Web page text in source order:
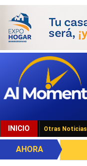
INICIO Otras Noticias
AHORA